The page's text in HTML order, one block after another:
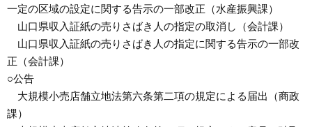
一定の区域の設定に関する告示の一部改正（水産振興課）
山口県収入証紙の売りさばき人の指定の取消し（会計課）
山口県収入証紙の売りさばき人の指定に関する告示の一部改
正（会計課）
○公告
大規模小売店舗立地法第六条第二項の規定による届出（商政
課）